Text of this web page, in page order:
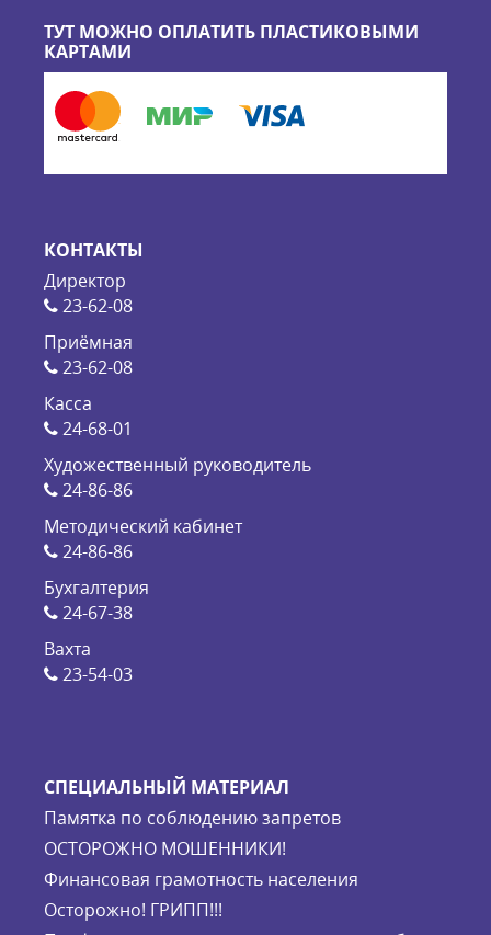
ТУТ МОЖНО ОПЛАТИТЬ ПЛАСТИКОВЫМИ
КАРТАМИ
КОНТАКТЫ
Директор
23-62-08
Приёмная
23-62-08
Касса
24-68-01
Художественный руководитель
24-86-86
Методический кабинет
24-86-86
Бухгалтерия
24-67-38
Вахта
23-54-03
СПЕЦИАЛЬНЫЙ МАТЕРИАЛ
Памятка по соблюдению запретов
ОСТОРОЖНО МОШЕННИКИ!
Финансовая грамотность населения
Осторожно! ГРИПП!!!